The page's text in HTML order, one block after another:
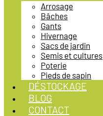
Arrosage
Bâches
Gants
Hivernage
Sacs de jardin
Semis et cultures
Poterie
Pieds de sapin
DÉSTOCKAGE
BLOG
CONTACT